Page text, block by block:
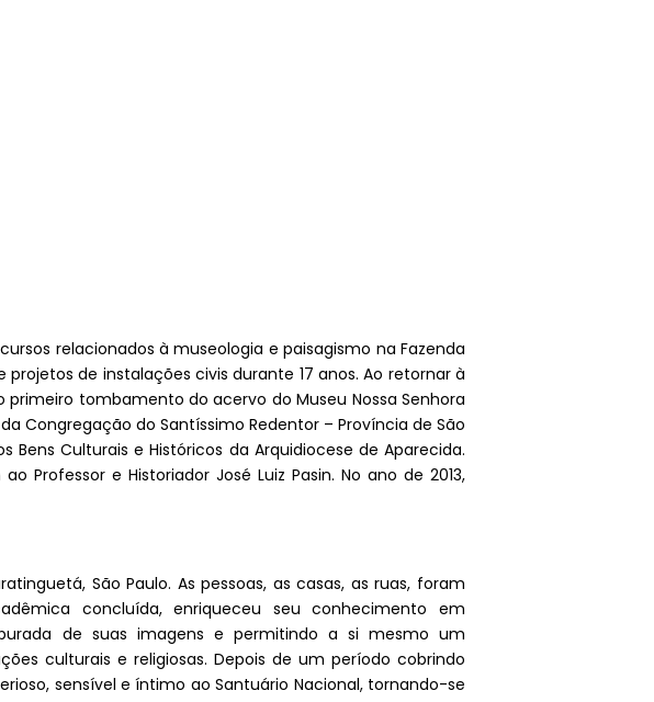
relacionados à museologia e paisagismo na Fazenda
de instalações civis durante 17 anos. Ao retornar à
tombamento do acervo do Museu Nossa Senhora
Congregação do Santíssimo Redentor – Província de São
Bens Culturais e Históricos da Arquidiocese de Aparecida.
Professor e Historiador José Luiz Pasin. No ano de 2013,
São Paulo. As pessoas, as casas, as ruas, foram
concluída, enriqueceu seu conhecimento em
de suas imagens e permitindo a si mesmo um
culturais e religiosas. Depois de um período cobrindo
sensível e íntimo ao Santuário Nacional, tornando-se